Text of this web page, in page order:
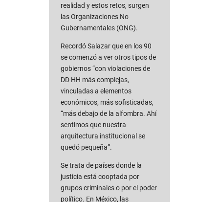
realidad y estos retos, surgen
las Organizaciones No
Gubernamentales (ONG).
Recordó Salazar que en los 90
se comenzó a ver otros tipos de
gobiernos “con violaciones de
DD HH más complejas,
vinculadas a elementos
económicos, más sofisticadas,
“más debajo de la alfombra. Ahí
sentimos que nuestra
arquitectura institucional se
quedó pequeña”.
Se trata de países donde la
justicia está cooptada por
grupos criminales o por el poder
político. En México, las